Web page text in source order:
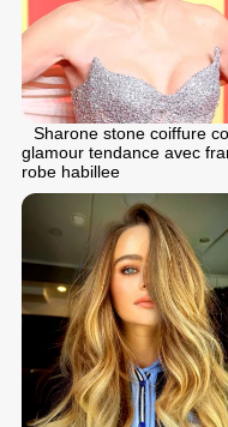
Sharone stone coiffure
glamour tendance avec
robe habillee